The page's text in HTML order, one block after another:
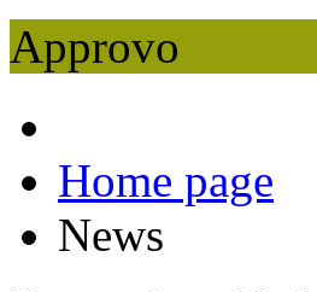
Approvo
Home page
News